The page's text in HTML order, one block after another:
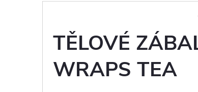
TĚLOVÉ
WRAPS TEA